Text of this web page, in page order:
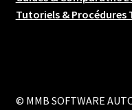
Tutoriels & Procédures
© MMB SOFTWARE